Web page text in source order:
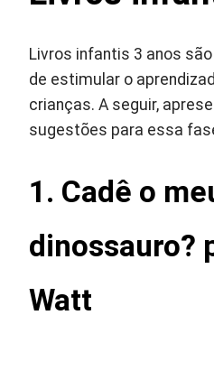
Livros infantis 3 anos
de estimular o
crianças. A seguir,
sugestões para essa
1. Cadê o
dinossauro?
Watt